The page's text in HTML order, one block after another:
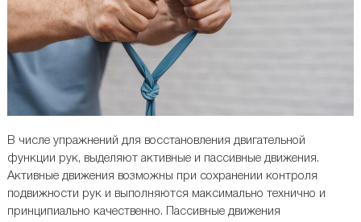
В числе упражнений для восстановления двигательной
функции рук, выделяют активные и пассивные движения.
Активные движения возможны при сохранении контроля
подвижности рук и выполняются максимально технично и
принципиально качественно. Пассивные движения